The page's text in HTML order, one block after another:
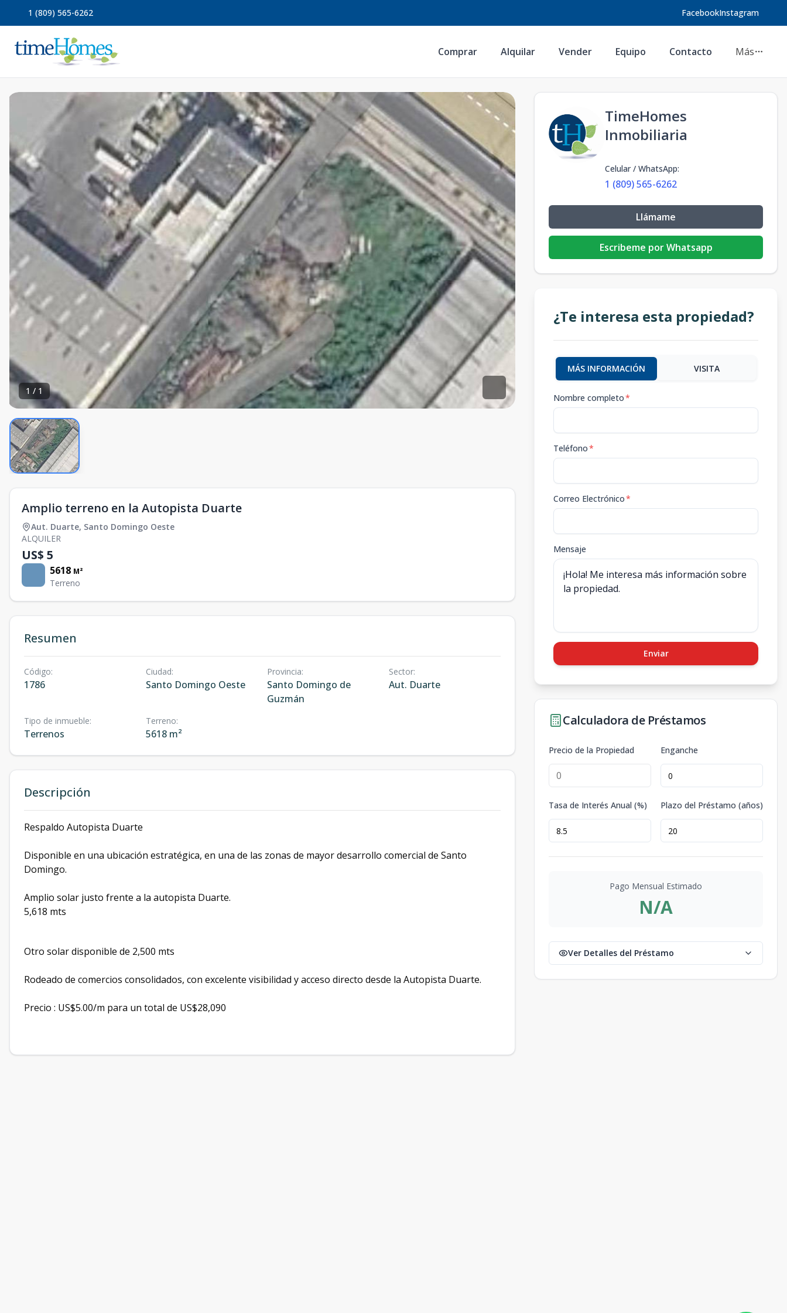
1 (809) 565-6262 FacebookInstagram
Comprar Alquilar Vender Equipo Contacto Más
1 / 1
Amplio terreno en la Autopista Duarte
Aut. Duarte, Santo Domingo Oeste
ALQUILER
US$ 5
5618 M²
Terreno
Resumen
Código:
1786
Ciudad:
Santo Domingo Oeste
Provincia:
Santo Domingo de
Guzmán
Sector:
Aut. Duarte
Tipo de inmueble:
Terrenos
Terreno:
5618 m²
Descripción
Respaldo Autopista Duarte
Disponible en una ubicación estratégica, en una de las zonas de mayor desarrollo comercial de Santo
Domingo.
Amplio solar justo frente a la autopista Duarte.
5,618 mts
Otro solar disponible de 2,500 mts
Rodeado de comercios consolidados, con excelente visibilidad y acceso directo desde la Autopista Duarte.
Precio : US$5.00/m para un total de US$28,090
TimeHomes
Inmobiliaria
Celular / WhatsApp:
1 (809) 565-6262
Llámame
Escribeme por Whatsapp
¿Te interesa esta propiedad?
MÁS INFORMACIÓN VISITA
Nombre completo*
Teléfono*
Correo Electrónico*
Mensaje
Enviar
Calculadora de Préstamos
Precio de la Propiedad Enganche
Tasa de Interés Anual (%) Plazo del Préstamo (años)
Pago Mensual Estimado
N/A
Ver Detalles del Préstamo